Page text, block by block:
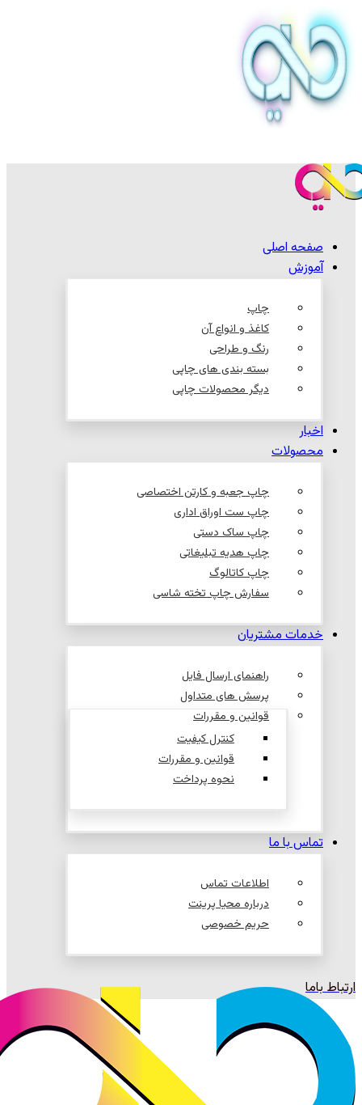
صفحه اصلی
آموزش
چاپ
کاغذ و انواع آن
رنگ و طراحی
بسته بندی های چاپی
دیگر محصولات چاپی
اخبار
محصولات
چاپ جعبه و کارتن اختصاصی
چاپ ست اوراق اداری
چاپ ساک دستی
چاپ هدیه تبلیغاتی
چاپ کاتالوگ
سفارش چاپ تخته شاسی
خدمات مشتریان
راهنمای ارسال فایل
پرسش های متداول
قوانین و مقررات
کنترل کیفیت
قوانین و مقررات
نحوه پرداخت
تماس با ما
اطلاعات تماس
درباره محیا پرینت
حریم خصوصی
ارتباط باما